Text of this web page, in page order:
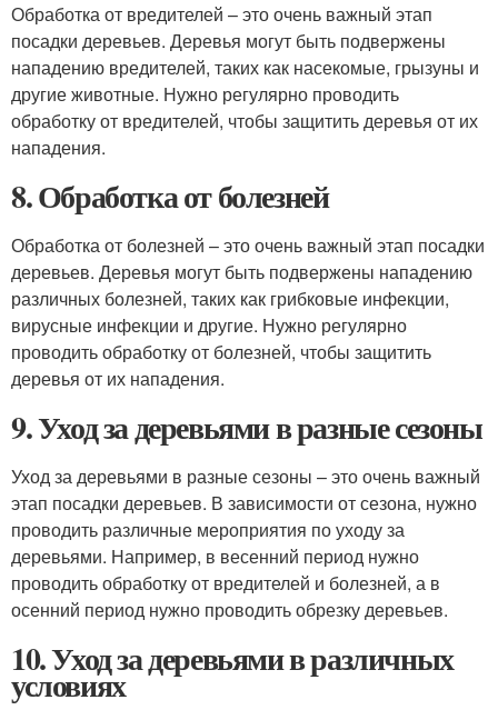
Обработка от вредителей – это очень важный этап
посадки деревьев. Деревья могут быть подвержены
нападению вредителей, таких как насекомые, грызуны и
другие животные. Нужно регулярно проводить
обработку от вредителей, чтобы защитить деревья от их
нападения.
8. Обработка от болезней
Обработка от болезней – это очень важный этап посадки
деревьев. Деревья могут быть подвержены нападению
различных болезней, таких как грибковые инфекции,
вирусные инфекции и другие. Нужно регулярно
проводить обработку от болезней, чтобы защитить
деревья от их нападения.
9. Уход за деревьями в разные сезоны
Уход за деревьями в разные сезоны – это очень важный
этап посадки деревьев. В зависимости от сезона, нужно
проводить различные мероприятия по уходу за
деревьями. Например, в весенний период нужно
проводить обработку от вредителей и болезней, а в
осенний период нужно проводить обрезку деревьев.
10. Уход за деревьями в различных
условиях